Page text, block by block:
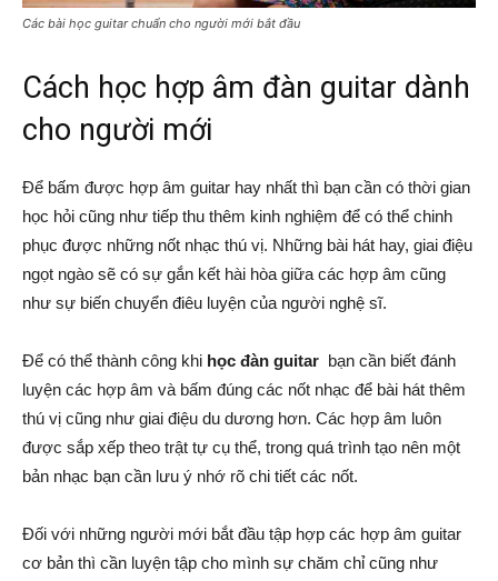
Các bài học guitar chuẩn cho người mới bắt đầu
Cách học hợp âm đàn guitar dành
cho người mới
Để bấm được hợp âm guitar hay nhất thì bạn cần có thời gian
học hỏi cũng như tiếp thu thêm kinh nghiệm để có thể chinh
phục được những nốt nhạc thú vị. Những bài hát hay, giai điệu
ngọt ngào sẽ có sự gắn kết hài hòa giữa các hợp âm cũng
như sự biến chuyển điêu luyện của người nghệ sĩ.
Để có thể thành công khi học đàn guitar bạn cần biết đánh
luyện các hợp âm và bấm đúng các nốt nhạc để bài hát thêm
thú vị cũng như giai điệu du dương hơn. Các hợp âm luôn
được sắp xếp theo trật tự cụ thể, trong quá trình tạo nên một
bản nhạc bạn cần lưu ý nhớ rõ chi tiết các nốt.
Đối với những người mới bắt đầu tập hợp các hợp âm guitar
cơ bản thì cần luyện tập cho mình sự chăm chỉ cũng như